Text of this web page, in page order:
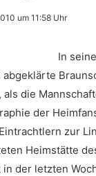
um 11:58 Uhr
In
abgeklärte
die
der
zur
Heimstätte
der letzten